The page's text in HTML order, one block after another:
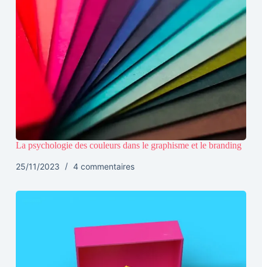
La psychologie des couleurs dans le graphisme et le branding
25/11/2023 4 commentaires